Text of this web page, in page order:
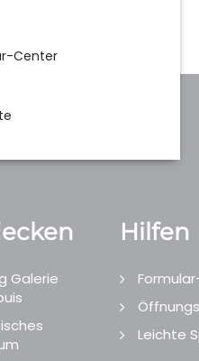
Center
Galerie
Hilfen
Leichte